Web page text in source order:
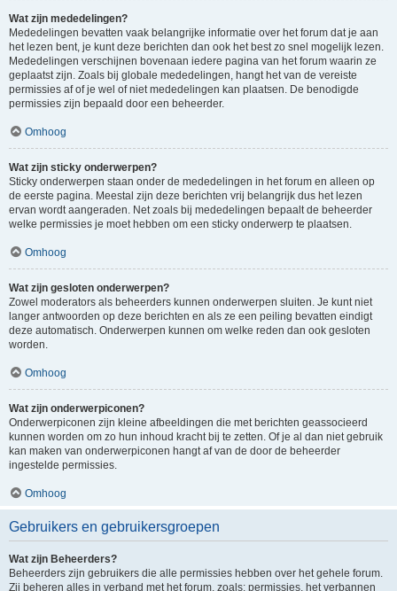
Wat zijn mededelingen?
Mededelingen bevatten vaak belangrijke informatie over het forum dat je aan
het lezen bent, je kunt deze berichten dan ook het best zo snel mogelijk lezen.
Mededelingen verschijnen bovenaan iedere pagina van het forum waarin ze
geplaatst zijn. Zoals bij globale mededelingen, hangt het van de vereiste
permissies af of je wel of niet mededelingen kan plaatsen. De benodigde
permissies zijn bepaald door een beheerder.
Omhoog
Wat zijn sticky onderwerpen?
Sticky onderwerpen staan onder de mededelingen in het forum en alleen op
de eerste pagina. Meestal zijn deze berichten vrij belangrijk dus het lezen
ervan wordt aangeraden. Net zoals bij mededelingen bepaalt de beheerder
welke permissies je moet hebben om een sticky onderwerp te plaatsen.
Omhoog
Wat zijn gesloten onderwerpen?
Zowel moderators als beheerders kunnen onderwerpen sluiten. Je kunt niet
langer antwoorden op deze berichten en als ze een peiling bevatten eindigt
deze automatisch. Onderwerpen kunnen om welke reden dan ook gesloten
worden.
Omhoog
Wat zijn onderwerpiconen?
Onderwerpiconen zijn kleine afbeeldingen die met berichten geassocieerd
kunnen worden om zo hun inhoud kracht bij te zetten. Of je al dan niet gebruik
kan maken van onderwerpiconen hangt af van de door de beheerder
ingestelde permissies.
Omhoog
Gebruikers en gebruikersgroepen
Wat zijn Beheerders?
Beheerders zijn gebruikers die alle permissies hebben over het gehele forum.
Zij beheren alles in verband met het forum, zoals: permissies, het verbannen